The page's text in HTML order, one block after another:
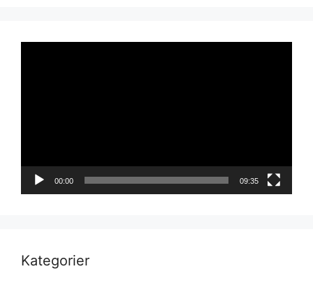
00:00 09:35
Kategorier